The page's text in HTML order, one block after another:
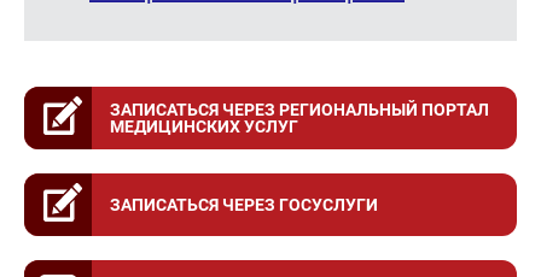
ЗАПИСАТЬСЯ ЧЕРЕЗ РЕГИОНАЛЬНЫЙ ПОРТАЛ
МЕДИЦИНСКИХ УСЛУГ
ЗАПИСАТЬСЯ ЧЕРЕЗ ГОСУСЛУГИ